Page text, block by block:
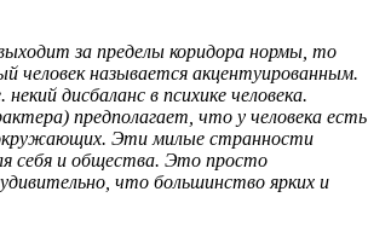
за пределы коридора нормы, то
человек называется акцентуированным.
дисбаланс в психике человека.
предполагает, что у человека есть
Эти милые странности
себя и общества. Это просто
что большинство ярких и